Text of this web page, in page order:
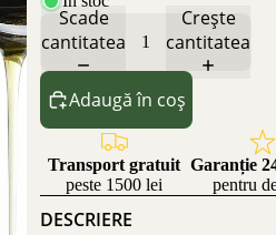
Scade
cantitatea
Crește
cantitatea
Adaugă în coș
Transport gratuit
peste 1500 lei
Garanție
pentru
DESCRIERE